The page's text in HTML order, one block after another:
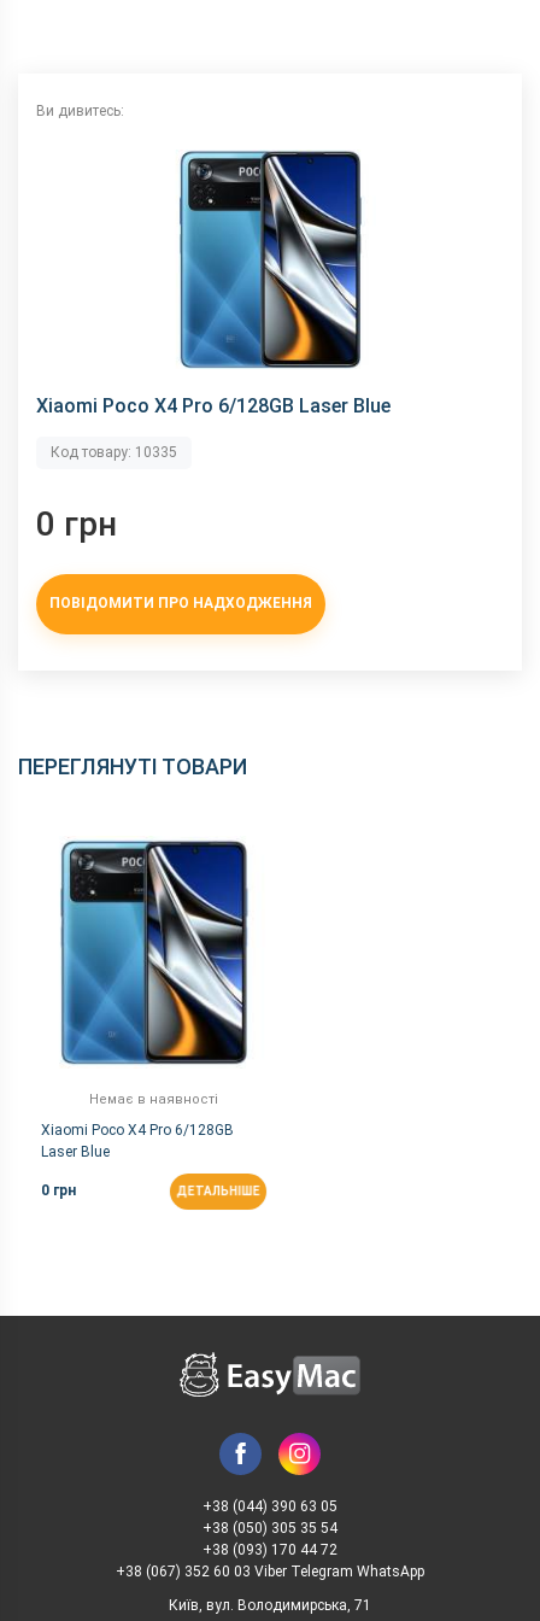
змінити без повідомлення.
Ви дивитесь:
Xiaomi Poco X4 Pro 6/128GB Laser Blue
Код товару: 10335
0 грн
ПОВІДОМИТИ ПРО НАДХОДЖЕННЯ
ПЕРЕГЛЯНУТІ ТОВАРИ
Немає в наявності
Xiaomi Poco X4 Pro 6/128GB
Laser Blue
0 грн ДЕТАЛЬНІШЕ
+38 (044) 390 63 05
+38 (050) 305 35 54
+38 (093) 170 44 72
+38 (067) 352 60 03 Viber Telegram WhatsApp
Київ, вул. Володимирська, 71